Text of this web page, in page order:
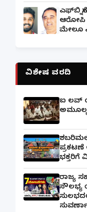
ಎಫ್‌ಬಿ
ಆರೋಪಿ
ಮೇಲೂ
ವಿಶೇಷ ವರದಿ
ಐ ಲವ್
ಭಕ್ತರಿಗೆ
ರಾಜ್ಯ
ಸೌಲಭ್ಯ